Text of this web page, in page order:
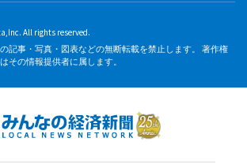
All rights reserved.
記事・写真・図表などの無断転載を禁止します。 著作権
その情報提供者に属します。